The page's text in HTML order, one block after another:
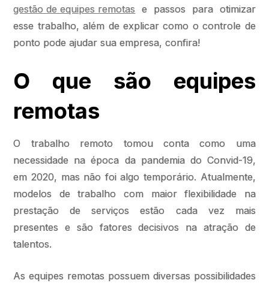
gestão de equipes remotas e passos para otimizar
esse trabalho, além de explicar como o controle de
ponto pode ajudar sua empresa, confira!
O que são equipes
remotas
O trabalho remoto tomou conta como uma
necessidade na época da pandemia do Convid-19,
em 2020, mas não foi algo temporário. Atualmente,
modelos de trabalho com maior flexibilidade na
prestação de serviços estão cada vez mais
presentes e são fatores decisivos na atração de
talentos.
As equipes remotas possuem diversas possibilidades